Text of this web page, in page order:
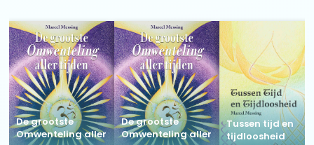
De grootste
Omwenteling aller
De grootste
Omwenteling aller
Tussen tijd en
tijdloosheid